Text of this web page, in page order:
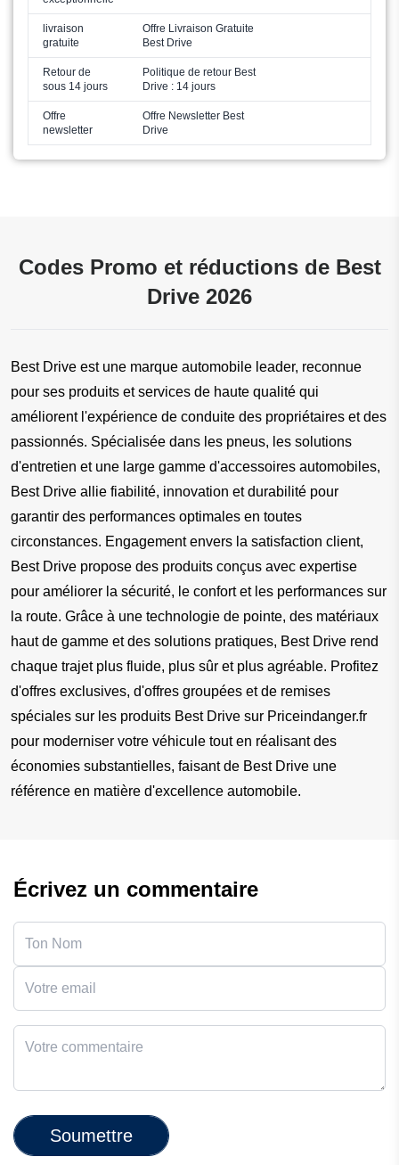
livraison
gratuite
Offre Livraison Gratuite
Best Drive
Retour de
sous 14 jours
Politique de retour Best
Drive : 14 jours
Offre
newsletter
Offre Newsletter Best
Drive
Codes Promo et réductions de Best
Drive 2026
Best Drive est une marque automobile leader, reconnue
pour ses produits et services de haute qualité qui
améliorent l'expérience de conduite des propriétaires et des
passionnés. Spécialisée dans les pneus, les solutions
d'entretien et une large gamme d'accessoires automobiles,
Best Drive allie fiabilité, innovation et durabilité pour
garantir des performances optimales en toutes
circonstances. Engagement envers la satisfaction client,
Best Drive propose des produits conçus avec expertise
pour améliorer la sécurité, le confort et les performances sur
la route. Grâce à une technologie de pointe, des matériaux
haut de gamme et des solutions pratiques, Best Drive rend
chaque trajet plus fluide, plus sûr et plus agréable. Profitez
d'offres exclusives, d'offres groupées et de remises
spéciales sur les produits Best Drive sur Priceindanger.fr
pour moderniser votre véhicule tout en réalisant des
économies substantielles, faisant de Best Drive une
référence en matière d'excellence automobile.
Écrivez un commentaire
Soumettre